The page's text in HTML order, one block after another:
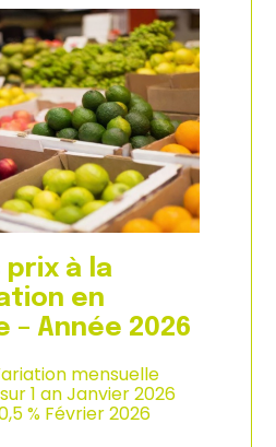
prix à la
en
– Année 2026
mensuelle
1 an Janvier 2026
% Février 2026